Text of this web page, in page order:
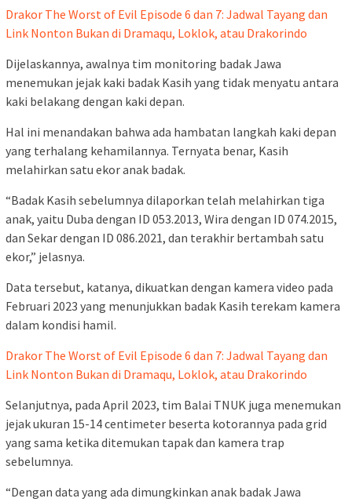
Drakor The Worst of Evil Episode 6 dan 7: Jadwal Tayang dan
Link Nonton Bukan di Dramaqu, Loklok, atau Drakorindo
Dijelaskannya, awalnya tim monitoring badak Jawa
menemukan jejak kaki badak Kasih yang tidak menyatu antara
kaki belakang dengan kaki depan.
Hal ini menandakan bahwa ada hambatan langkah kaki depan
yang terhalang kehamilannya. Ternyata benar, Kasih
melahirkan satu ekor anak badak.
“Badak Kasih sebelumnya dilaporkan telah melahirkan tiga
anak, yaitu Duba dengan ID 053.2013, Wira dengan ID 074.2015,
dan Sekar dengan ID 086.2021, dan terakhir bertambah satu
ekor,” jelasnya.
Data tersebut, katanya, dikuatkan dengan kamera video pada
Februari 2023 yang menunjukkan badak Kasih terekam kamera
dalam kondisi hamil.
Drakor The Worst of Evil Episode 6 dan 7: Jadwal Tayang dan
Link Nonton Bukan di Dramaqu, Loklok, atau Drakorindo
Selanjutnya, pada April 2023, tim Balai TNUK juga menemukan
jejak ukuran 15-14 centimeter beserta kotorannya pada grid
yang sama ketika ditemukan tapak dan kamera trap
sebelumnya.
“Dengan data yang ada dimungkinkan anak badak Jawa